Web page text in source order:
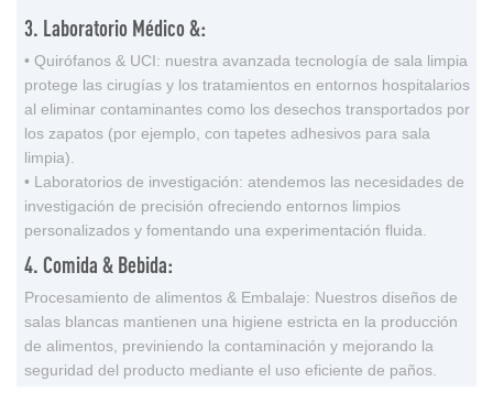
3. Laboratorio Médico &:
• Quirófanos & UCI: nuestra avanzada tecnología de sala limpia
protege las cirugías y los tratamientos en entornos hospitalarios
al eliminar contaminantes como los desechos transportados por
los zapatos (por ejemplo, con tapetes adhesivos para sala
limpia).
• Laboratorios de investigación: atendemos las necesidades de
investigación de precisión ofreciendo entornos limpios
personalizados y fomentando una experimentación fluida.
4. Comida & Bebida:
Procesamiento de alimentos & Embalaje: Nuestros diseños de
salas blancas mantienen una higiene estricta en la producción
de alimentos, previniendo la contaminación y mejorando la
seguridad del producto mediante el uso eficiente de paños.